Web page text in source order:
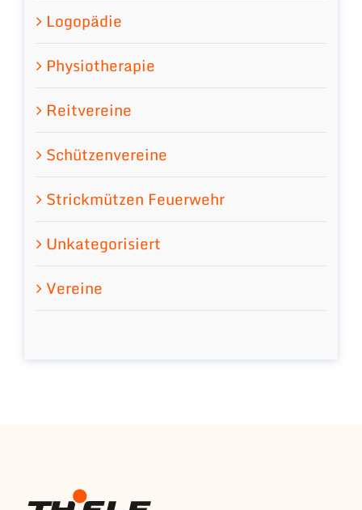
Logopädie
Physiotherapie
Reitvereine
Schützenvereine
Strickmützen Feuerwehr
Unkategorisiert
Vereine